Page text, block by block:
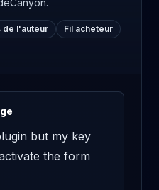
de l'auteur
Fil acheteur
but my key
the form